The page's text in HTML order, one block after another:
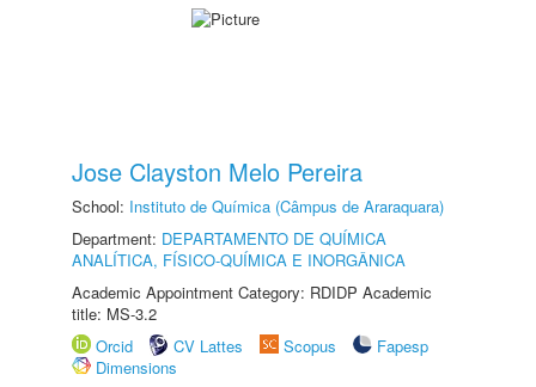
Jose Clayston Melo Pereira
School: Instituto de Química (Câmpus de Araraquara)
Department: DEPARTAMENTO DE QUÍMICA
ANALÍTICA, FÍSICO-QUÍMICA E INORGÂNICA
Academic Appointment Category: RDIDP Academic
title: MS-3.2
Orcid
CV Lattes Scopus
Fapesp
Dimensions